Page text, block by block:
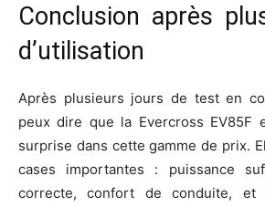
Conclusion après
d’utilisation
Après plusieurs jours de test en
peux dire que la Evercross EV85F
surprise dans cette gamme de prix.
cases importantes : puissance
correcte, confort de conduite, et